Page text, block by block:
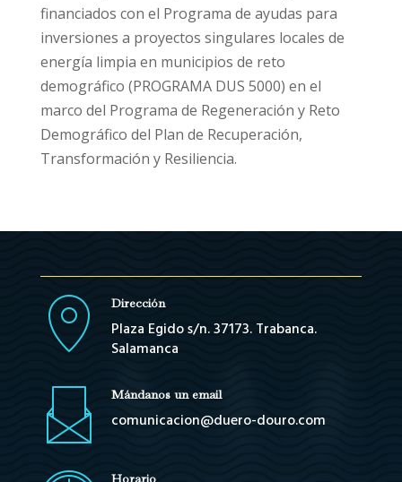
financiados con el Programa de ayudas para
inversiones a proyectos singulares locales de
energía limpia en municipios de reto
demográfico (PROGRAMA DUS 5000) en el
marco del Programa de Regeneración y Reto
Demográfico del Plan de Recuperación,
Transformación y Resiliencia.
Dirección
Plaza Egido s/n. 37173. Trabanca.
Salamanca
Mándanos un email
comunicacion@duero-douro.com
Horario